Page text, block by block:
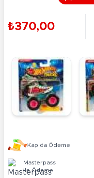
₺370,00
Kapıda Ödeme
Masterpass
ile Ödeme